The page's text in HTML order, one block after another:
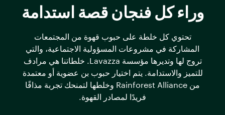
وراء كل فنجان قصة استدامة
تحتوي كل خلطة على حبوب قهوة من المجتمعات
المشاركة في مشروعات المسؤولية الاجتماعية، والتي
تروج لها وتديرها مؤسسة Lavazza. خلطاتنا هي مرادف
للتميز والاستدامة. يتم اختيار حبوب بن عضوية أو معتمدة
من Rainforest Alliance وخلطها لتمنحك تجربة مذاقًا
فريدًا لمصادر القهوة.